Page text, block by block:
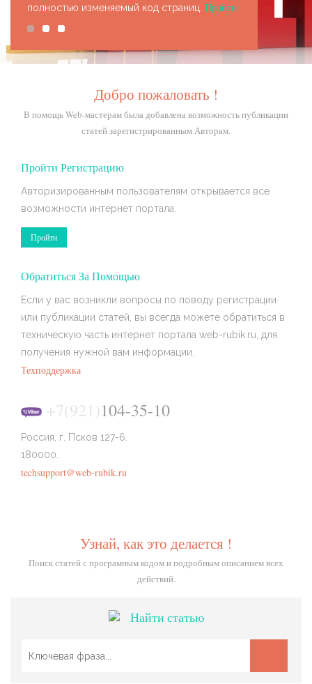
полностью изменяемый код страниц. Пройти
Добро пожаловать !
В помощь Web-мастерам была добавлена возможность публикации
статей зарегистрированным Авторам.
Пройти Регистрацию
Авторизированным пользователям открывается все
возможности интернет портала.
Пройти
Обратиться За Помощью
Если у вас возникли вопросы по поводу регистрации
или публикации статей, вы всегда можете обратиться в
техническую часть интернет портала web-rubik.ru, для
получения нужной вам информации.
Техподдержка
+7(921)104-35-10
Россия, г. Псков 127-6.
180000.
techsupport@web-rubik.ru
Узнай, как это делается !
Поиск статей с програмным кодом и подробным описанием всех
действий.
Найти статью